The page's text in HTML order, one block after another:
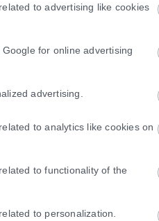
to advertising like cookies
for online advertising
advertising.
to analytics like cookies on
to functionality of the
to personalization.
αναβλήθηκε λόγω του
της ιρανικής
57χρονη